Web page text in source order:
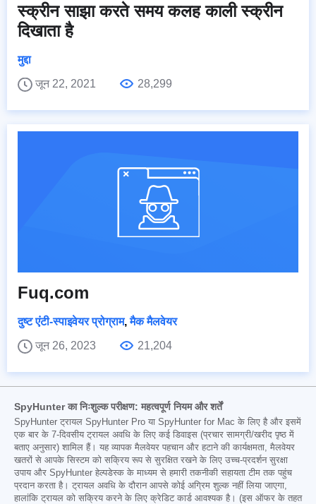
स्क्रीन साझा करते समय कलह काली स्क्रीन
दिखाता है
मुद्दा
जून 22, 2021
28,299
Fuq.com
दुष्ट एंटी-स्पाइवेयर प्रोग्राम,मैक मैलवेयर
जून 26, 2023
21,204
SpyHunter का निःशुल्क परीक्षण: महत्वपूर्ण नियम और शर्तें
SpyHunter ट्रायल SpyHunter Pro या SpyHunter for Mac के लिए है और इसमें
एक बार के 7-दिवसीय ट्रायल अवधि के लिए कई डिवाइस (प्रचार सामग्री/खरीद पृष्ठ में
बताए अनुसार) शामिल हैं। यह व्यापक मैलवेयर पहचान और हटाने की कार्यक्षमता, मैलवेयर
खतरों से आपके सिस्टम को सक्रिय रूप से सुरक्षित रखने के लिए उच्च-प्रदर्शन सुरक्षा
उपाय और SpyHunter हेल्पडेस्क के माध्यम से हमारी तकनीकी सहायता टीम तक पहुंच
प्रदान करता है। ट्रायल अवधि के दौरान आपसे कोई अग्रिम शुल्क नहीं लिया जाएगा,
हालांकि ट्रायल को सक्रिय करने के लिए क्रेडिट कार्ड आवश्यक है। (इस ऑफर के तहत